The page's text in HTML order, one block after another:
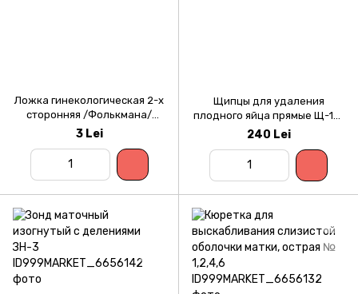
Ложка гинекологическая 2-х
сторонняя /Фолькмана/
однораз.
3 Lei
Щипцы для удаления
плодного яйца прямые Щ-17-
2
240 Lei